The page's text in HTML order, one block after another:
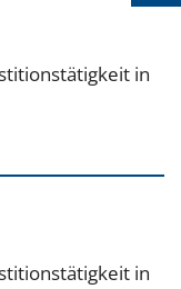
in
in